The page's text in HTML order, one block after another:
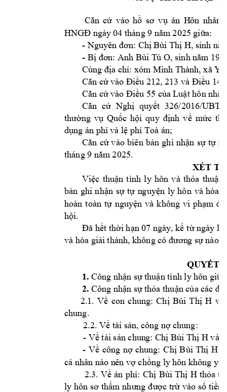
Căn cứ vào hồ sơ vụ án Hôn nhân
HNGĐ ngày 04 tháng 9 năm 2025 giữa:
- Nguyên đơn: Chị Bùi Thị H, sinh
- Bị đơn: Anh Bùi Tú O, sinh năm
Cùng địa chỉ: xóm Minh Thành, xã Yê
Căn cứ vào Điều 212, 213 và Điều
Căn cứ vào Điều 55 của Luật hôn nhâ
Căn cứ Nghị quyết 326/2016/
thường vụ Quốc hội quy định về mức
dụng án phí và lệ phí Toà án;
Căn cứ vào biên bản ghi nhận sự tự
tháng 9 năm 2025.
XÉT
Việc thuận tình ly hôn và thỏa thuận
bản ghi nhận sự tự nguyện ly hôn và hòa
hoàn toàn tự nguyện và không vi phạm
hội.
Đã hết thời hạn 07 ngày, kể từ ngày
và hòa giải thành, không có đương sự nào
QUYẾT
1. Công nhận sự thuận tình ly hôn
2. Công nhận sự thỏa thuận của các
2.1. Về con chung: Chị Bùi Thị H và
chung.
2.2. Về tài sản, công nợ chung:
- Về tài sản chung: Chị Bùi Thị H và
- Về công nợ chung: Chị Bùi Thị H
cá nhân nào nên vợ chồng ly hôn không y
2.3. Về án phí: Chị Bùi Thị H thỏa t
ly hôn sơ thẩm nhưng được trừ vào số tiền